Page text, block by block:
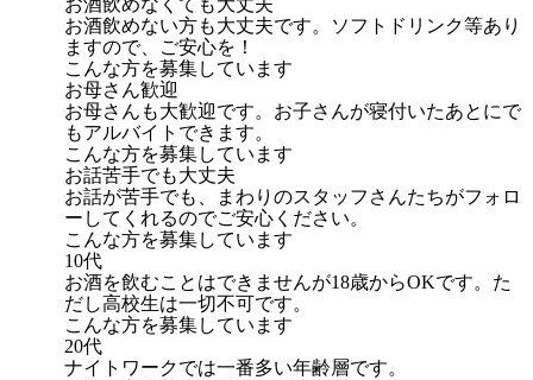
お酒飲めない方も大丈夫です。ソフトドリンク等あり
ますので、ご安心を！
こんな方を募集しています
お母さん歓迎
お母さんも大歓迎です。お子さんが寝付いたあとにで
もアルバイトできます。
こんな方を募集しています
お話苦手でも大丈夫
お話が苦手でも、まわりのスタッフさんたちがフォロ
ーしてくれるのでご安心ください。
こんな方を募集しています
10代
お酒を飲むことはできませんが18歳からOKです。た
だし高校生は一切不可です。
こんな方を募集しています
20代
ナイトワークでは一番多い年齢層です。